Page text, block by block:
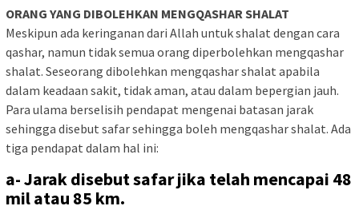
ORANG YANG DIBOLEHKAN MENGQASHAR SHALAT
Meskipun ada keringanan dari Allah untuk shalat dengan cara
qashar, namun tidak semua orang diperbolehkan mengqashar
shalat. Seseorang dibolehkan mengqashar shalat apabila
dalam keadaan sakit, tidak aman, atau dalam bepergian jauh.
Para ulama berselisih pendapat mengenai batasan jarak
sehingga disebut safar sehingga boleh mengqashar shalat. Ada
tiga pendapat dalam hal ini:
a- Jarak disebut safar jika telah mencapai 48
mil atau 85 km.